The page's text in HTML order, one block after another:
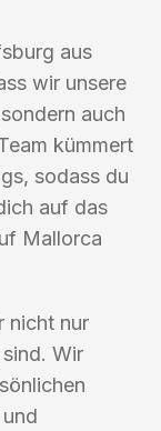
aus
wir unsere
auch
kümmert
sodass du
auf das
Mallorca
nicht nur
Wir